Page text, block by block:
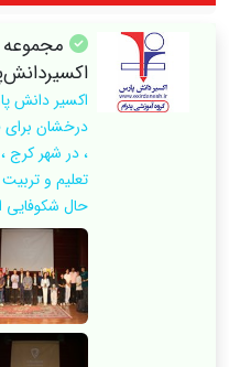
اکسیر دانش
درخشان برای
، در شهر کرج
تعلیم و
حال شکوفایی